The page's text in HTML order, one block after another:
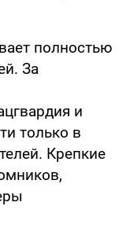
полностью
За
и
только в
Крепкие